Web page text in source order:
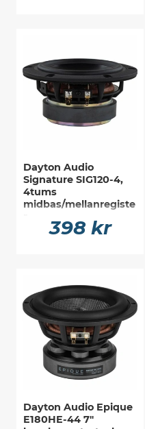
Dayton Audio
Signature SIG120-4,
4tums
midbas/mellanregiste
398 kr
Dayton Audio Epique
E180HE-44 7"